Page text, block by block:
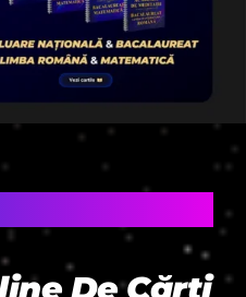
EXAMENE” – IAȘI,